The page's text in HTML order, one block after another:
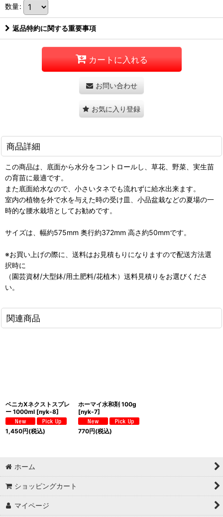
数量:
返品特約に関する重要事項
カートに入れる
お問い合わせ
お気に入り登録
商品詳細
この商品は、底面から水分をコントロールし、草花、野菜、実生苗
の育苗に最適です。
また底面給水なので、小さいタネでも流れずに給水出来ます。
室内の植物を外で水を与えた時の受け皿、小品盆栽などの夏場の一
時的な腰水栽培としてお勧めです。
サイズは、幅約575mm 奥行約372mm 高さ約50mmです。
※お買い上げの際に、送料はお見積もりになりますので配送方法選
択時に
（園芸資材/大型鉢/用土肥料/花植木）送料見積りをお選びくださ
い。
関連商品
ベニカXネクストスプレ
ー 1000ml [nyk-8]
1,450円(税込)
ホーマイ水和剤 100g
[nyk-7]
770円(税込)
ホーム
ショッピングカート
マイページ